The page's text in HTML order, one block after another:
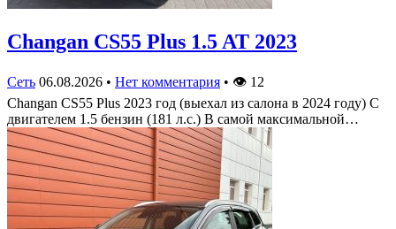
Changan CS55 Plus 1.5 AT 2023
Сеть 06.08.2026 • Нет комментария • 👁 12
Changan CS55 Plus 2023 год (выехал из салона в 2024 году) С
двигателем 1.5 бензин (181 л.с.) В самой максимальной…